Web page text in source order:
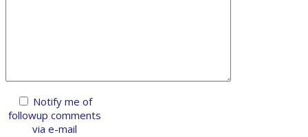
Notify me of
followup comments
via e-mail